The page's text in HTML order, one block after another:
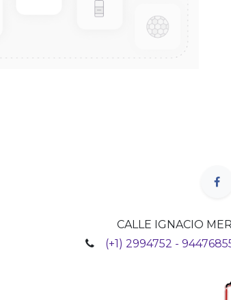
CALLE IGNACIO
(+1) 2994752 -